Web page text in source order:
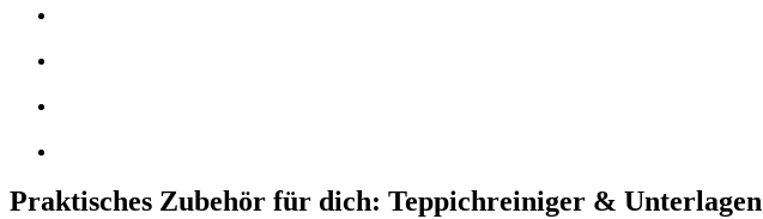
Praktisches Zubehör für dich: Teppichreiniger & Unterlagen